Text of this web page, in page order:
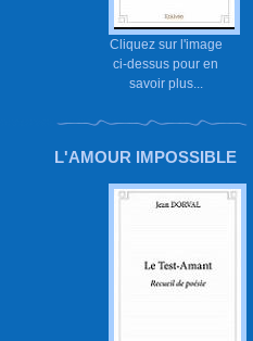
Cliquez sur l'image
ci-dessus pour en
savoir plus...
L'AMOUR IMPOSSIBLE